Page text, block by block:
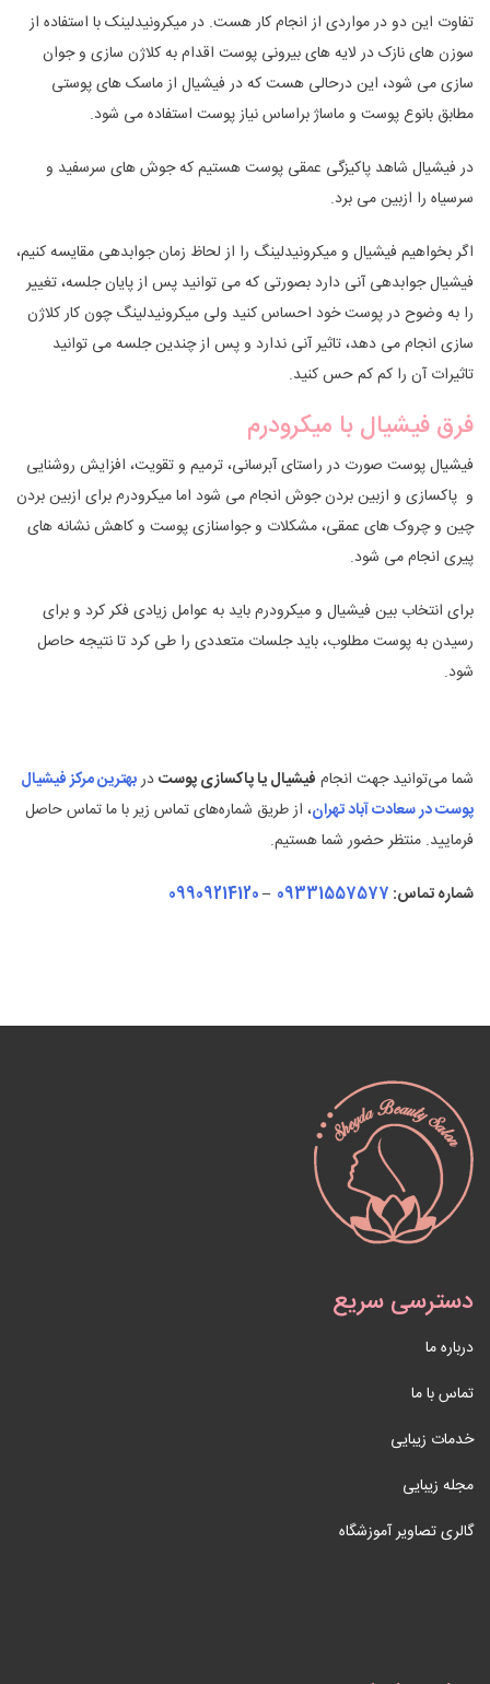
تفاوت این دو در مواردی از انجام کار هست. در میکرونیدلینک با استفاده از
سوزن های نازک در لایه های بیرونی پوست اقدام به کلاژن سازی و جوان
سازی می شود، این درحالی هست که در فیشیال از ماسک های پوستی
مطابق بانوع پوست و ماساژ براساس نیاز پوست استفاده می شود.
در فیشیال شاهد پاکیزگی عمقی پوست هستیم که جوش های سرسفید و
سرسیاه را ازبین می برد.
اگر بخواهیم فیشیال و میکرونیدلینگ را از لحاظ زمان جوابدهی مقایسه کنیم،
فیشیال جوابدهی آنی دارد بصورتی که می توانید پس از پایان جلسه، تغییر
را به وضوح در پوست خود احساس کنید ولی میکرونیدلینگ چون کار کلاژن
سازی انجام می دهد، تاثیر آنی ندارد و پس از چندین جلسه می توانید
تاثیرات آن را کم کم حس کنید.
فرق فیشیال با میکرودرم
فیشیال پوست صورت در راستای آبرسانی، ترمیم و تقویت، افزایش روشنایی
و پاکسازی و ازبین بردن جوش انجام می شود اما میکرودرم برای ازبین بردن
چین و چروک های عمقی، مشکلات و جواسنازی پوست و کاهش نشانه های
پیری انجام می شود.
برای انتخاب بین فیشیال و میکرودرم باید به عوامل زیادی فکر کرد و برای
رسیدن به پوست مطلوب، باید جلسات متعددی را طی کرد تا نتیجه حاصل
شود.
شما می‌توانید جهت انجام فیشیال یا پاکسازی پوستدربهترین مرکز فیشیال
پوست در سعادت آباد تهران، از طریق شماره‌های تماس زیر با ما تماس حاصل
فرمایید. منتظر حضور شما هستیم.
شماره تماس: 09331557577
–
09909214120
دسترسی سریع
درباره ما
تماس با ما
خدمات زیبایی
مجله زیبایی
گالری تصاویر آموزشگاه